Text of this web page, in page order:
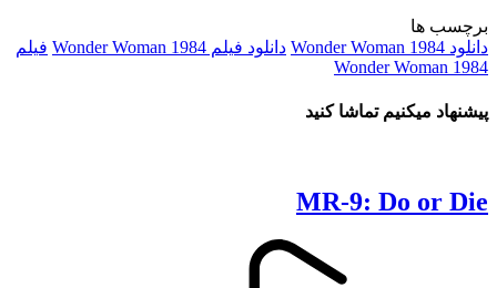
برچسب ها
دانلود Wonder Woman 1984
دانلود فیلم Wonder Woman 1984
فیلم
Wonder Woman 1984
پیشنهاد میکنیم تماشا کنید
MR-9: Do or Die